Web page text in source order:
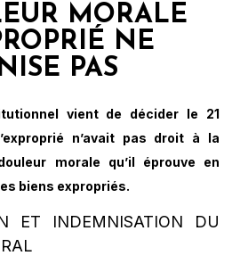
MORALE
NE
PAS
vient de décider le 21
n’avait pas droit à la
morale qu’il éprouve en
biens expropriés.
ET INDEMNISATION DU